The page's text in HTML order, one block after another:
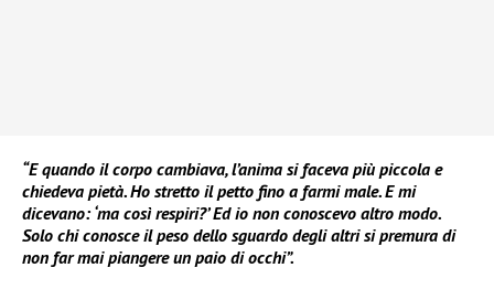
“E quando il corpo cambiava, l’anima si faceva più piccola e
chiedeva pietà. Ho stretto il petto fino a farmi male. E mi
dicevano: ‘ma così respiri?’ Ed io non conoscevo altro modo.
Solo chi conosce il peso dello sguardo degli altri si premura di
non far mai piangere un paio di occhi”.